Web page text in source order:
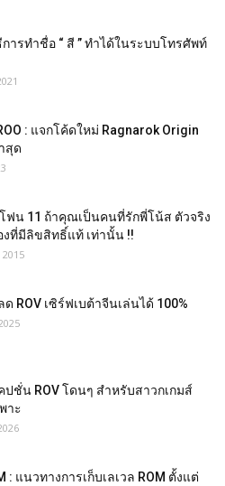
การทำชื่อ “ สี ” ทำได้ในระบบโทรศัพท์
: แจกโค้ดใหม่ Ragnarok Origin
สุด
ฟน 11 ถ้าคุณเป็นคนที่รักพี่โน้ส ตัวจริง
งที่มีลิขสิทธิ์แท้ เท่านั้น !!
ROV เซิร์ฟเบต้าจีนเล่นได้ 100%
ชั่น ROV โดนๆ สำหรับสาวกเกมส์
าะ
: แนวทางการเก็บเลเวล ROM ตั้งแต่